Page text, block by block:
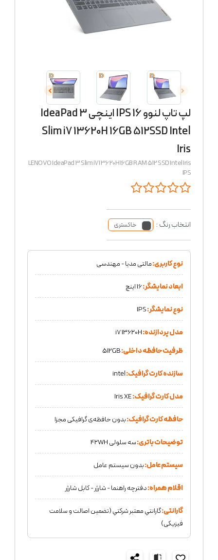
لپ تاپ لنوو 16 IPS اینچی IdeaPad 3
Slim i7 13620H 16GB 512SSD Intel
Iris
LENOVO IdeaPad 3 Slim i7 13620H 16GB RAM 512 SSD Intel Iris
IPS
انتخاب رنگ : خاکستری
نوع کاربری:مالتی مدیا - مهندسی
ابعاد نمایشگر:16 اینچ
نوع نمایشگر:IPS
مدل پردازنده:i7 13620H
ظرفیت حافظه داخلی:512GB
سازنده کارت گرافیک:intel
مدل کارت گرافیک:Iris XE
حافظه کارت گرافیک:بدون حافظه‌ی گرافیکی مجزا
توضیحات باتری:سه سلولی 42WH
سیستم عامل:بدون سیستم عامل
اقلام همراه:دفترچه راهنما - شارژر - کابل شارژر
گارانتی:گارانتي معتبر شركتي (تضمين اصالت و سلامت
فیزیکی)